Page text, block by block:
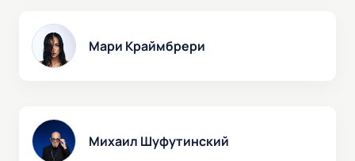
Мари Краймбрери
Михаил Шуфутинский